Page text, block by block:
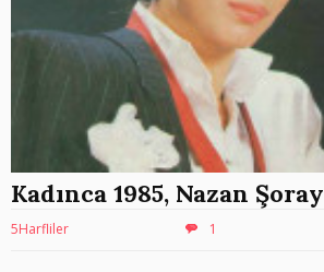
Kadınca 1985, Nazan Şoray
5Harfliler 1